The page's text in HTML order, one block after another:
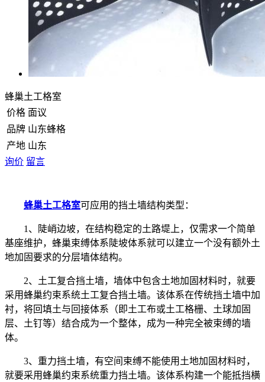
蜂巢土工格室
价格 面议
品牌 山东蜂格
产地 山东
询价 留言
蜂巢土工格室可应用的挡土墙结构类型：
1、陡峭边坡，在结构稳定的土路堤上，仅需求一个简单
基座维护，蜂巢束缚体系陡坡体系就可以建立一个没有额外土
地加固要求的分层墙体结构。
2、土工复合挡土墙，墙体中包含土地加固材料时，就要
采用蜂巢约束系统土工复合挡土墙。该体系在传统挡土墙中加
衬，将回填土与回接体系（即土工布或土工格栅、土球加固
层、土钉等）结合成为一个整体，成为一种完全被束缚的墙
体。
3、重力挡土墙，有空间束缚不能使用土地加固材料时，
就要采用蜂巢约束系统重力挡土墙。该体系构建一个能抵挡横